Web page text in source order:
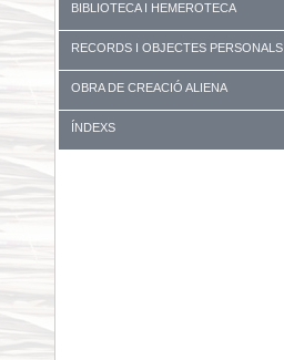
BIBLIOTECA I HEMEROTECA
RECORDS I OBJECTES PERSONALS
OBRA DE CREACIÓ ALIENA
ÍNDEXS